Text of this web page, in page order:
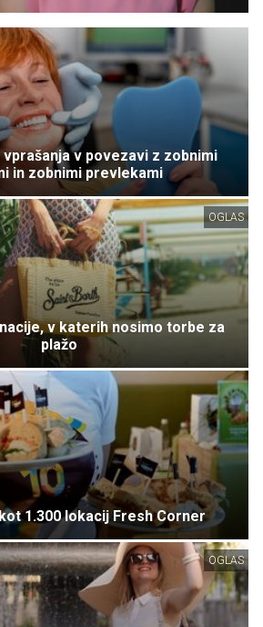
v povezavi z zobnimi
in zobnimi prevlekami
OGLAS
v katerih nosimo torbe za
plažo
1.300 lokacij Fresh Corner
OGLAS